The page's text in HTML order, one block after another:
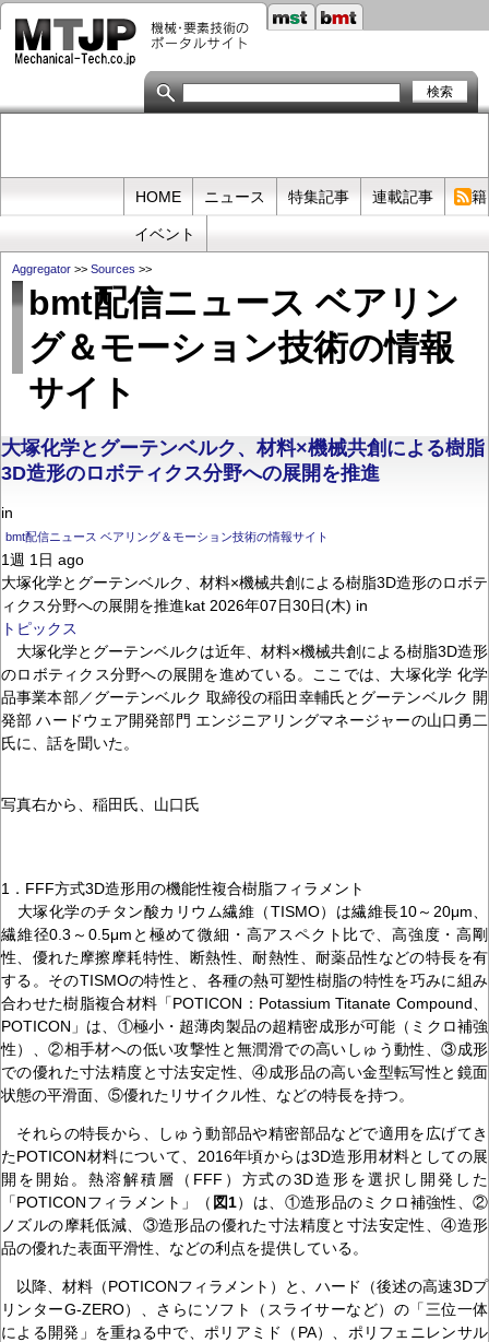
メ
イ
テ
HOME ニュース 特集記事 連載記事 書
イベント
Aggregator >> Sources >>
bmt配信ニュース ベアリン
グ＆モーション技術の情報
サイト
大塚化学とグーテンベルク、材料×機械共創による樹脂
3D造形のロボティクス分野への展開を推進
in
bmt配信ニュース ベアリング＆モーション技術の情報サイト
1週 1日 ago
大塚化学とグーテンベルク、材料×機械共創による樹脂3D造形のロボテ
ィクス分野への展開を推進kat 2026年07日30日(木) in
トピックス
大塚化学とグーテンベルクは近年、材料×機械共創による樹脂3D造形
のロボティクス分野への展開を進めている。ここでは、大塚化学 化学
品事業本部／グーテンベルク 取締役の稲田幸輔氏とグーテンベルク 開
発部 ハードウェア開発部門 エンジニアリングマネージャーの山口勇二
氏に、話を聞いた。
写真右から、稲田氏、山口氏
1．FFF方式3D造形用の機能性複合樹脂フィラメント
大塚化学のチタン酸カリウム繊維（TISMO）は繊維長10～20μm、
繊維径0.3～0.5μmと極めて微細・高アスペクト比で、高強度・高剛
性、優れた摩擦摩耗特性、断熱性、耐熱性、耐薬品性などの特長を有
する。そのTISMOの特性と、各種の熱可塑性樹脂の特性を巧みに組み
合わせた樹脂複合材料「POTICON：Potassium Titanate Compound、
POTICON」は、①極小・超薄肉製品の超精密成形が可能（ミクロ補強
性）、②相手材への低い攻撃性と無潤滑での高いしゅう動性、③成形
での優れた寸法精度と寸法安定性、④成形品の高い金型転写性と鏡面
状態の平滑面、⑤優れたリサイクル性、などの特長を持つ。
それらの特長から、しゅう動部品や精密部品などで適用を広げてき
たPOTICON材料について、2016年頃からは3D造形用材料としての展
開を開始。熱溶解積層（FFF）方式の3D造形を選択し開発した
「POTICONフィラメント」（ 図1）は、①造形品のミクロ補強性、②
ノズルの摩耗低減、③造形品の優れた寸法精度と寸法安定性、④造形
品の優れた表面平滑性、などの利点を提供している。
以降、材料（POTICONフィラメント）と、ハード（後述の高速3Dプ
リンターG-ZERO）、さらにソフト（スライサーなど）の「三位一体
による開発」を重ねる中で、ポリアミド（PA）、ポリフェニレンサル